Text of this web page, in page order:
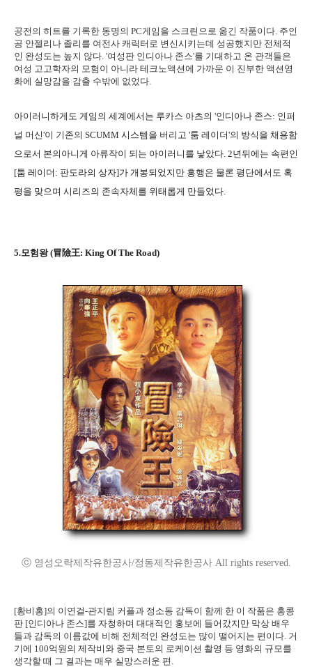
공전의 히트를 기록한 동명의 PC게임을 스크린으로 옮긴 작품이다. 주인
공 안젤리나 졸리를 여전사 캐릭터로 변신시키는데 성공했지만 전체적
인 완성도는 높지 않다. '여성판 인디아나 존스'를 기대하고 온 관객들은
여성 고고학자의 모험이 아니라 테크노액션에 가까운 이 진부한 액션영
화에 실망감을 감출 수밖에 없었다.
아이러니하게도 게임의 세계에서는 루카스 아츠의 '인디아나 존스: 인퍼
널 머신'이 기존의 SCUMM 시스템을 버리고 '툼 레이더'의 방식을 채용함
으로서 본의아니게 아류작이 되는 아이러니를 낳았다. 2년뒤에는 속편인
[툼 레이더: 판도라의 상자]가 개봉되었지만 흥행은 물론 평단에서도 혹
평을 맞으며 시리즈의 존속자체를 위태롭게 만들었다.
5.모험왕 (冒險王: King Of The Road)
ⓒ 영성오락제작유한공사/정동제작유한공사 All rights reserved.
[황비홍]의 이연걸-관지림 커플과 정소동 감독이 함께 한 이 작품은 홍콩
판 [인디아나 존스]를 자청하며 대대적인 홍보에 들어갔지만 막상 배우
들과 감독의 이름값에 비해 전체적인 완성도는 많이 떨어지는 편이다. 거
기에 100억원의 제작비와 중국 본토의 로케이션 촬영 등 영화의 규모를
생각할 때 그 결과는 매우 실망스러운 편.